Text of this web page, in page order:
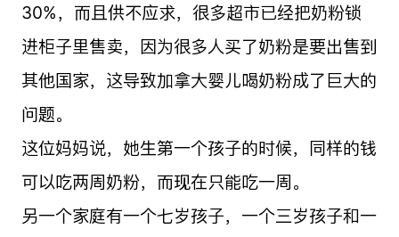
30%，而且供不应求，很多超市已经把奶粉锁
进柜子里售卖，因为很多人买了奶粉是要出售到
其他国家，这导致加拿大婴儿喝奶粉成了巨大的
问题。
这位妈妈说，她生第一个孩子的时候，同样的钱
可以吃两周奶粉，而现在只能吃一周。
另一个家庭有一个七岁孩子，一个三岁孩子和一